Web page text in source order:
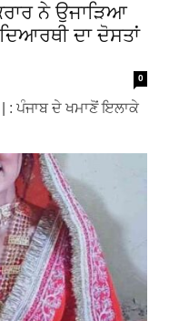
ਨੇ ਉਜਾੜਿਆ
ਦਾ ਦੋਸਤਾਂ
0
: ਪੰਜਾਬ ਦੇ ਖਮਾਣੋਂ ਇਲਾਕੇ